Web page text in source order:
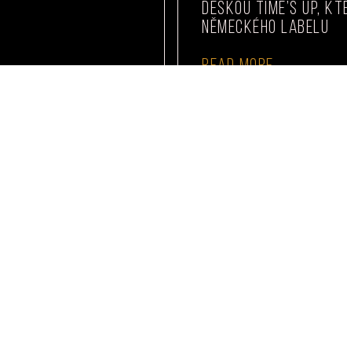
deskou Time’s Up,
německého labelu
READ MORE